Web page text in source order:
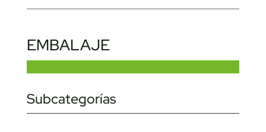
EMBALAJE
Subcategorías